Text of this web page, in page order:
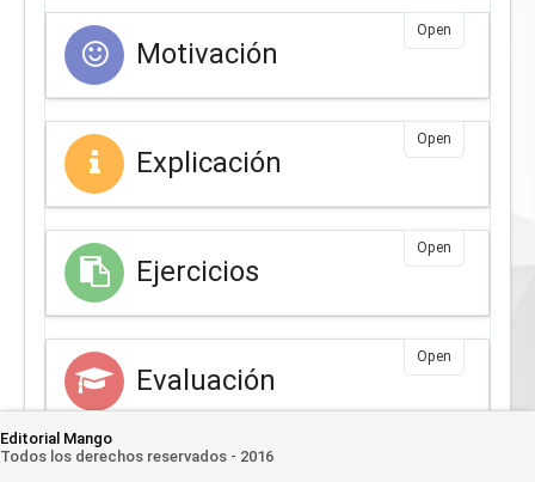
Motivación
Open
Explicación
Open
Ejercicios
Open
Evaluación
Open
Editorial Mango
Todos los derechos reservados - 2016